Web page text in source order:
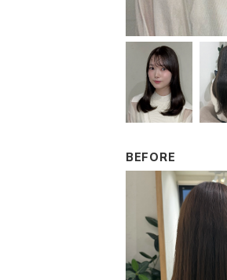
BEFORE